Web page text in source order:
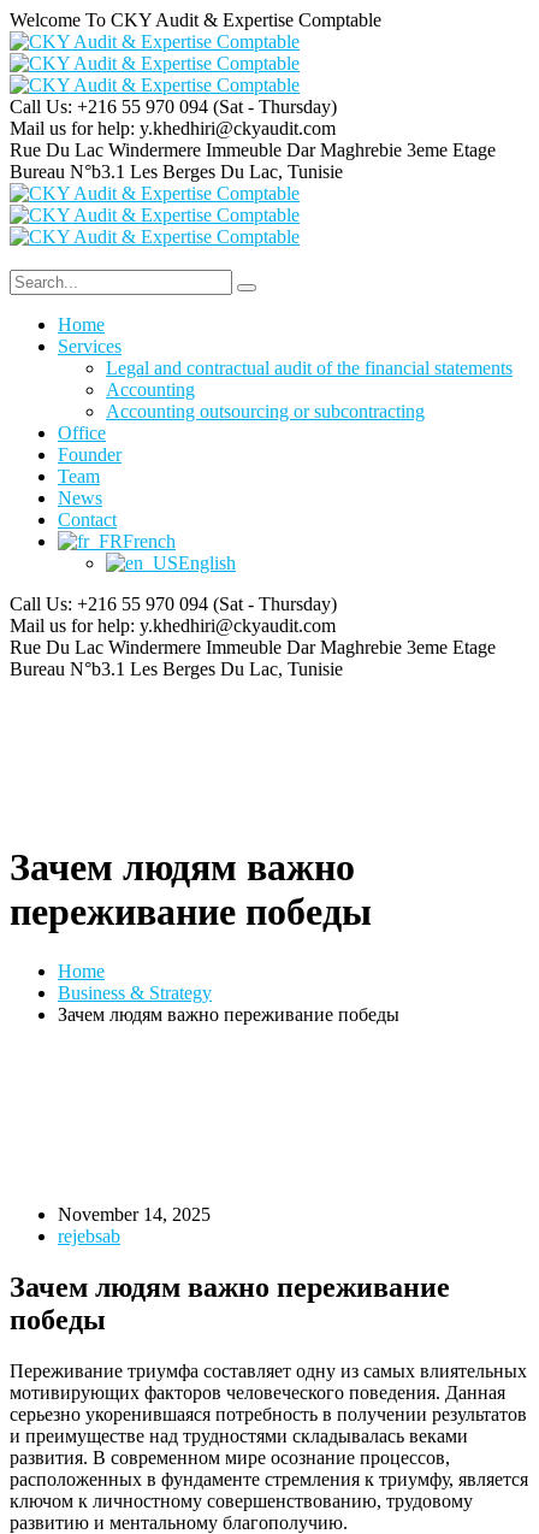
Welcome To CKY Audit & Expertise Comptable
Call Us: +216 55 970 094 (Sat - Thursday)
Mail us for help: y.khedhiri@ckyaudit.com
Rue Du Lac Windermere Immeuble Dar Maghrebie 3eme Etage
Bureau N°b3.1 Les Berges Du Lac, Tunisie
Home
Services
Legal and contractual audit of the financial statements
Accounting
Accounting outsourcing or subcontracting
Office
Founder
Team
News
Contact
French
English
Call Us: +216 55 970 094 (Sat - Thursday)
Mail us for help: y.khedhiri@ckyaudit.com
Rue Du Lac Windermere Immeuble Dar Maghrebie 3eme Etage
Bureau N°b3.1 Les Berges Du Lac, Tunisie
Зачем людям важно
переживание победы
Home
Business & Strategy
Зачем людям важно переживание победы
November 14, 2025
rejebsab
Зачем людям важно переживание
победы
Переживание триумфа составляет одну из самых влиятельных
мотивирующих факторов человеческого поведения. Данная
серьезно укоренившаяся потребность в получении результатов
и преимуществе над трудностями складывалась веками
развития. В современном мире осознание процессов,
расположенных в фундаменте стремления к триумфу, является
ключом к личностному совершенствованию, трудовому
развитию и ментальному благополучию.